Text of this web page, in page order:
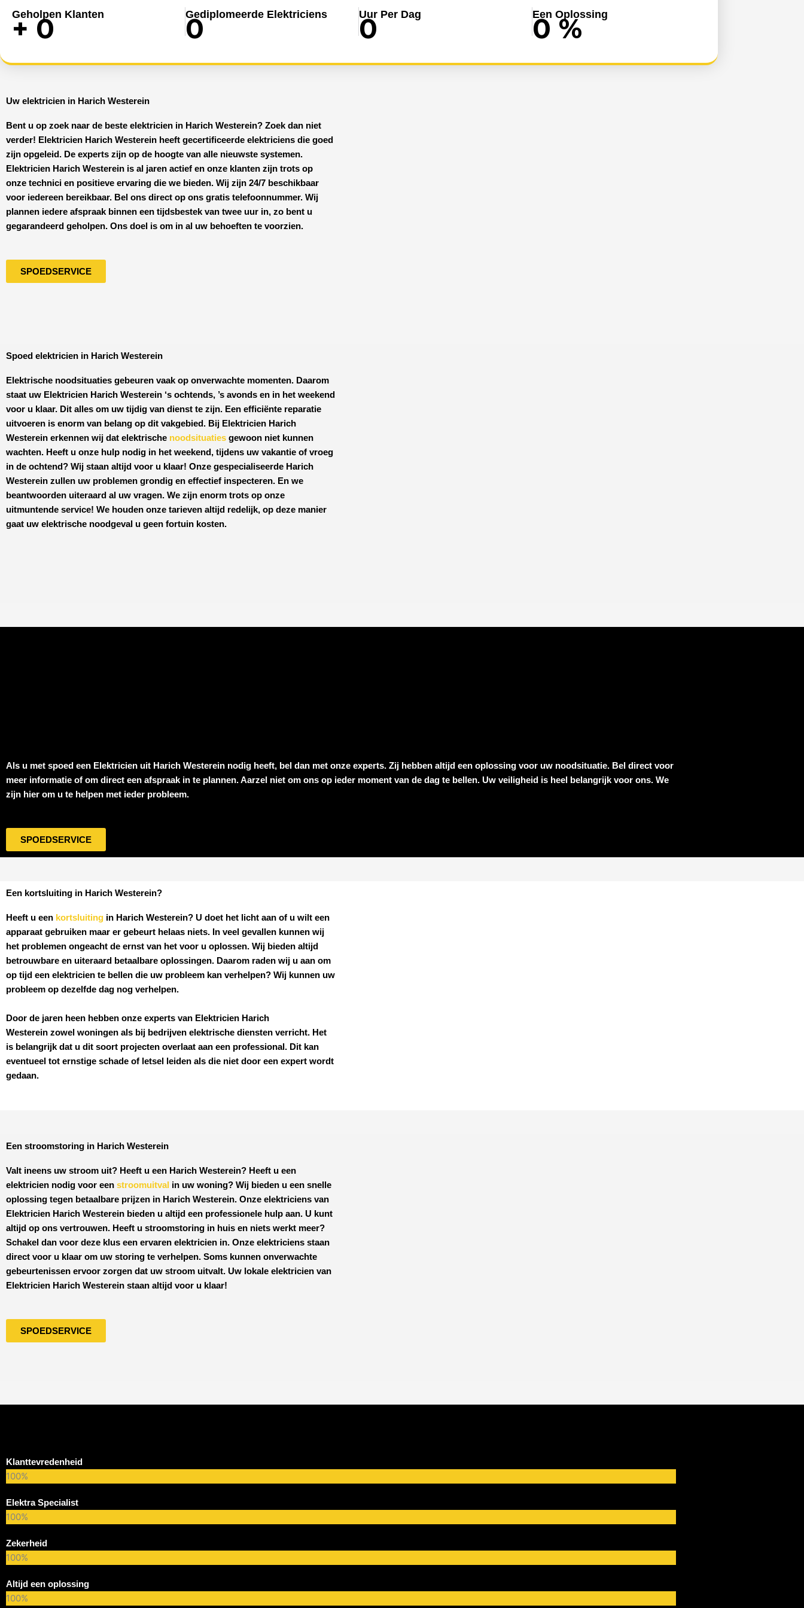
Geholpen Klanten
+ 0 Gediplomeerde Elektriciens
0 Uur Per Dag
0 Een Oplossing
0 %
Uw elektricien in Harich Westerein
Bent u op zoek naar de beste elektricien in Harich Westerein? Zoek dan niet
verder! Elektricien Harich Westerein heeft gecertificeerde elektriciens die goed
zijn opgeleid. De experts zijn op de hoogte van alle nieuwste systemen.
Elektricien Harich Westerein is al jaren actief en onze klanten zijn trots op
onze technici en positieve ervaring die we bieden. Wij zijn 24/7 beschikbaar
voor iedereen bereikbaar. Bel ons direct op ons gratis telefoonnummer. Wij
plannen iedere afspraak binnen een tijdsbestek van twee uur in, zo bent u
gegarandeerd geholpen. Ons doel is om in al uw behoeften te voorzien.
SPOEDSERVICE
Spoed elektricien in Harich Westerein
Elektrische noodsituaties gebeuren vaak op onverwachte momenten. Daarom
staat uw Elektricien Harich Westerein ‘s ochtends, ’s avonds en in het weekend
voor u klaar. Dit alles om uw tijdig van dienst te zijn. Een efficiënte reparatie
uitvoeren is enorm van belang op dit vakgebied. Bij Elektricien Harich
Westerein erkennen wij dat elektrische noodsituaties gewoon niet kunnen
wachten. Heeft u onze hulp nodig in het weekend, tijdens uw vakantie of vroeg
in de ochtend? Wij staan altijd voor u klaar! Onze gespecialiseerde Harich
Westerein zullen uw problemen grondig en effectief inspecteren. En we
beantwoorden uiteraard al uw vragen. We zijn enorm trots op onze
uitmuntende service! We houden onze tarieven altijd redelijk, op deze manier
gaat uw elektrische noodgeval u geen fortuin kosten.
Als u met spoed een Elektricien uit Harich Westerein nodig heeft, bel dan met onze experts. Zij hebben altijd een oplossing voor uw noodsituatie. Bel direct voor
meer informatie of om direct een afspraak in te plannen. Aarzel niet om ons op ieder moment van de dag te bellen. Uw veiligheid is heel belangrijk voor ons. We
zijn hier om u te helpen met ieder probleem.
SPOEDSERVICE
Een kortsluiting in Harich Westerein?
Heeft u een kortsluiting in Harich Westerein? U doet het licht aan of u wilt een
apparaat gebruiken maar er gebeurt helaas niets. In veel gevallen kunnen wij
het problemen ongeacht de ernst van het voor u oplossen. Wij bieden altijd
betrouwbare en uiteraard betaalbare oplossingen. Daarom raden wij u aan om
op tijd een elektricien te bellen die uw probleem kan verhelpen? Wij kunnen uw
probleem op dezelfde dag nog verhelpen.
Door de jaren heen hebben onze experts van Elektricien Harich
Westerein zowel woningen als bij bedrijven elektrische diensten verricht. Het
is belangrijk dat u dit soort projecten overlaat aan een professional. Dit kan
eventueel tot ernstige schade of letsel leiden als die niet door een expert wordt
gedaan.
Een stroomstoring in Harich Westerein
Valt ineens uw stroom uit? Heeft u een Harich Westerein? Heeft u een
elektricien nodig voor een stroomuitval in uw woning? Wij bieden u een snelle
oplossing tegen betaalbare prijzen in Harich Westerein. Onze elektriciens van
Elektricien Harich Westerein bieden u altijd een professionele hulp aan. U kunt
altijd op ons vertrouwen. Heeft u stroomstoring in huis en niets werkt meer?
Schakel dan voor deze klus een ervaren elektricien in. Onze elektriciens staan
direct voor u klaar om uw storing te verhelpen. Soms kunnen onverwachte
gebeurtenissen ervoor zorgen dat uw stroom uitvalt. Uw lokale elektricien van
Elektricien Harich Westerein staan altijd voor u klaar!
SPOEDSERVICE
Klanttevredenheid
100%
Elektra Specialist
100%
Zekerheid
100%
Altijd een oplossing
100%